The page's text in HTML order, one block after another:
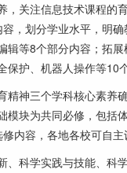
关注信息技术课程的
，划分学业水平，明
等8个部分内容；拓
护、机器人操作等10个
神三个学科核心素养
块为共同必修，包括
内容，各地各校可自主
学实践与技能、科学